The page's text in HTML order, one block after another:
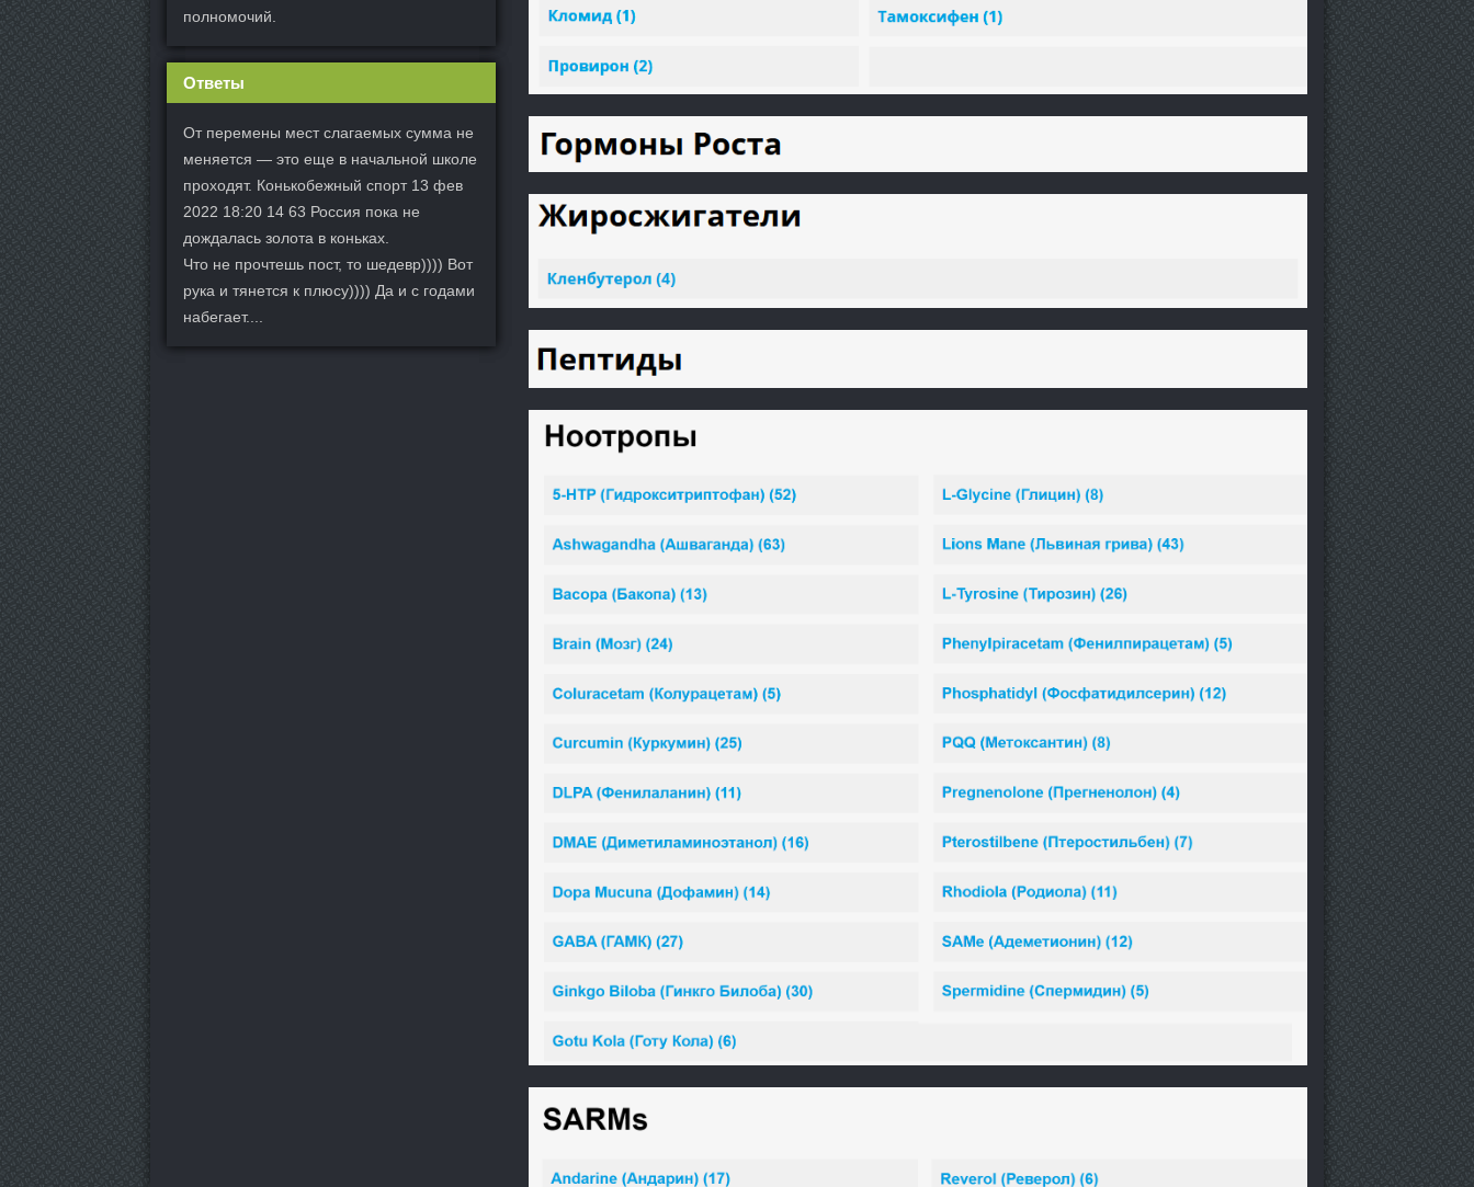
полномочий.
Ответы
От перемены мест слагаемых сумма не
меняется — это еще в начальной школе
проходят. Конькобежный спорт 13 фев
2022 18:20 14 63 Россия пока не
дождалась золота в коньках.
Что не прочтешь пост, то шедевр)))) Вот
рука и тянется к плюсу)))) Да и с годами
набегает....